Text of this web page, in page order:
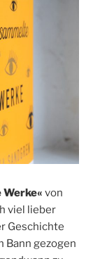
Werke« von
viel lieber
Geschichte
Bann gezogen